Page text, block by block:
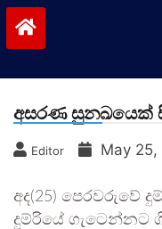
අසරණ සුනඛයෙක්
Editor May 25,
අද(25) පෙරවරුවේ
දුම්රියේ ගැටෙන්නට